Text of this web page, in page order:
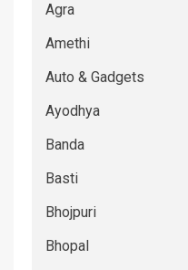
Agra
Amethi
Auto & Gadgets
Ayodhya
Banda
Basti
Bhojpuri
Bhopal